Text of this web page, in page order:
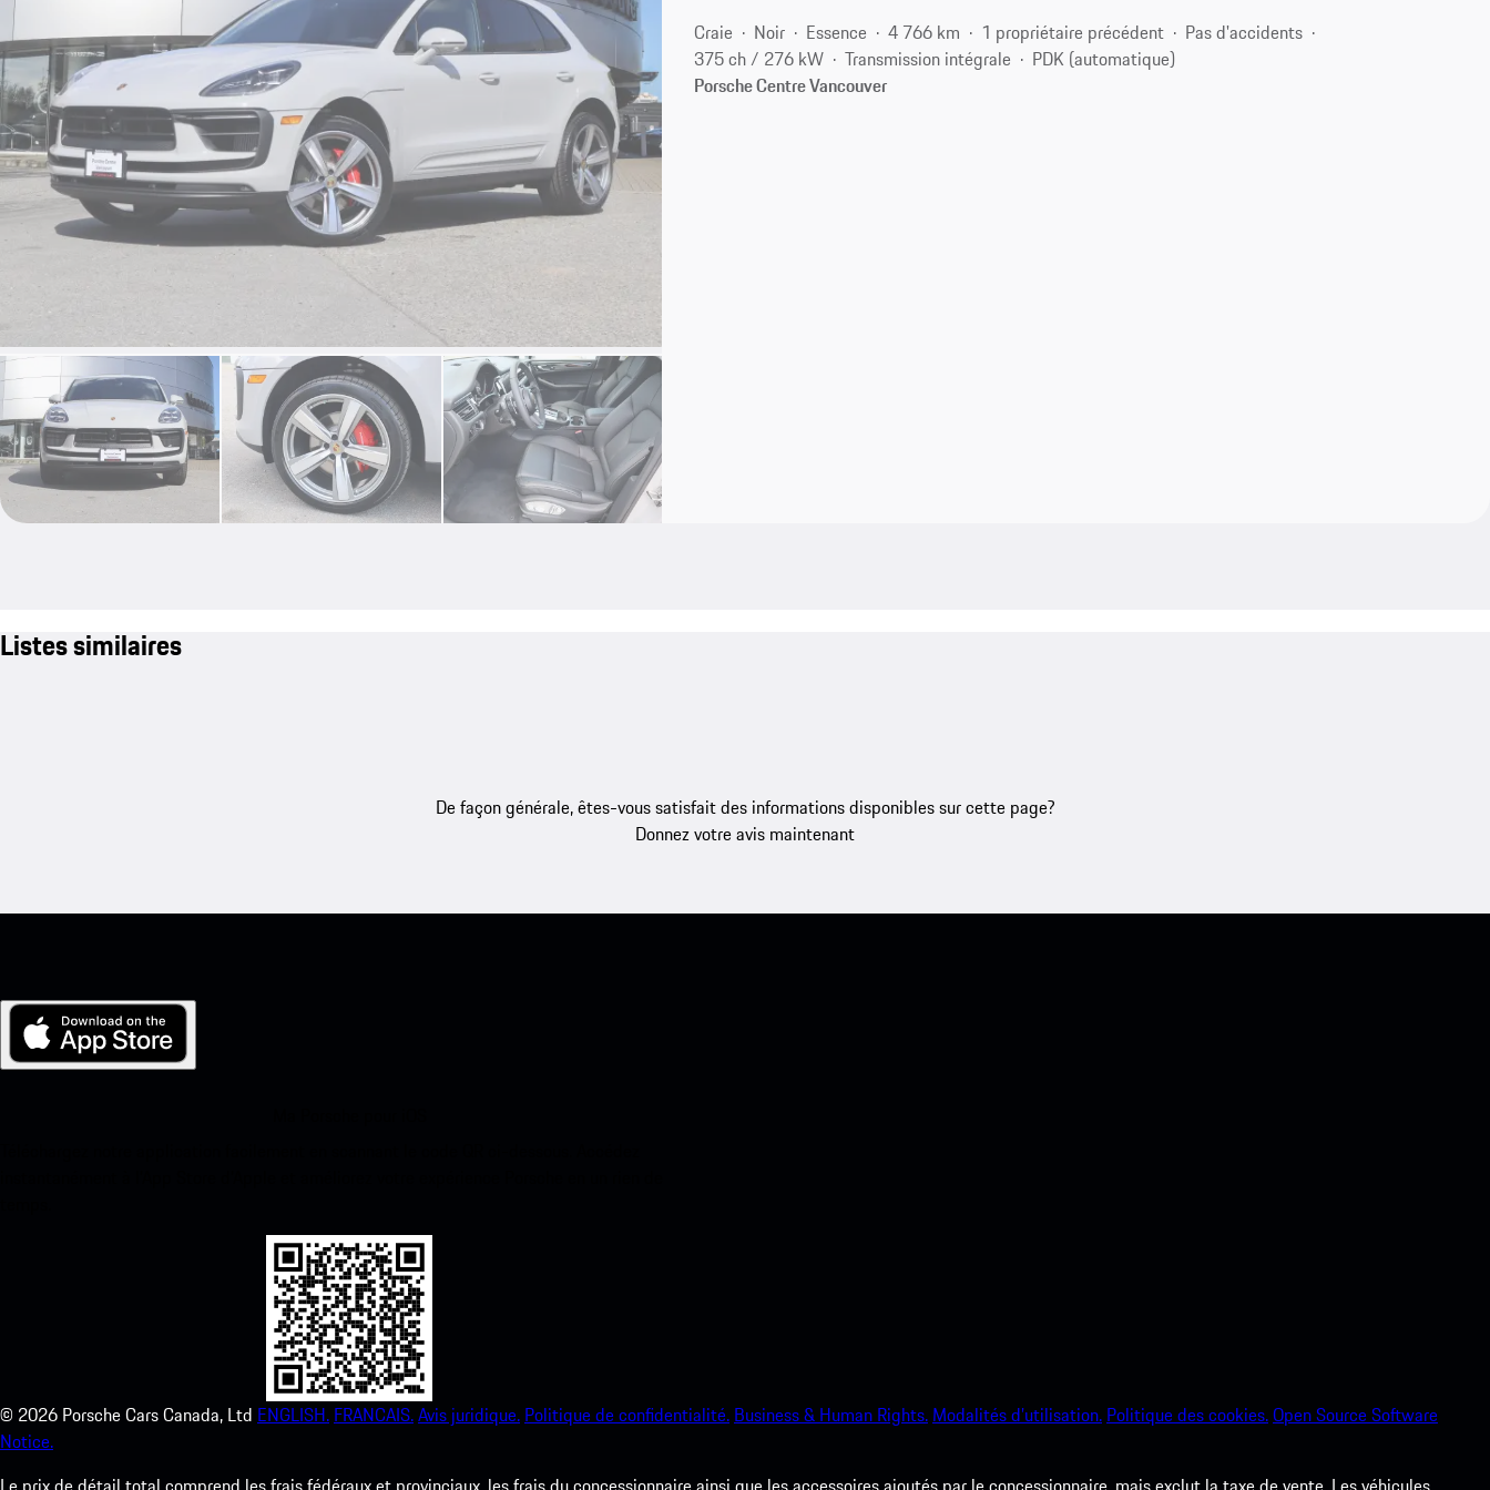
Craie Noir Essence 4 766 km 1 propriétaire précédent
Pas d'accidents
375 ch / 276 kW
Transmission intégrale
PDK (automatique)
Porsche Centre Vancouver
Listes similaires
De façon générale, êtes-vous satisfait des informations disponibles sur cette page?
Donnez votre avis maintenant
© 2026 Porsche Cars Canada, Ltd ENGLISH. FRANCAIS.Avis juridique. Politique de confidentialité. Business & Human Rights. Modalités d’utilisation. Politique des cookies.Open Source Software
Notice.